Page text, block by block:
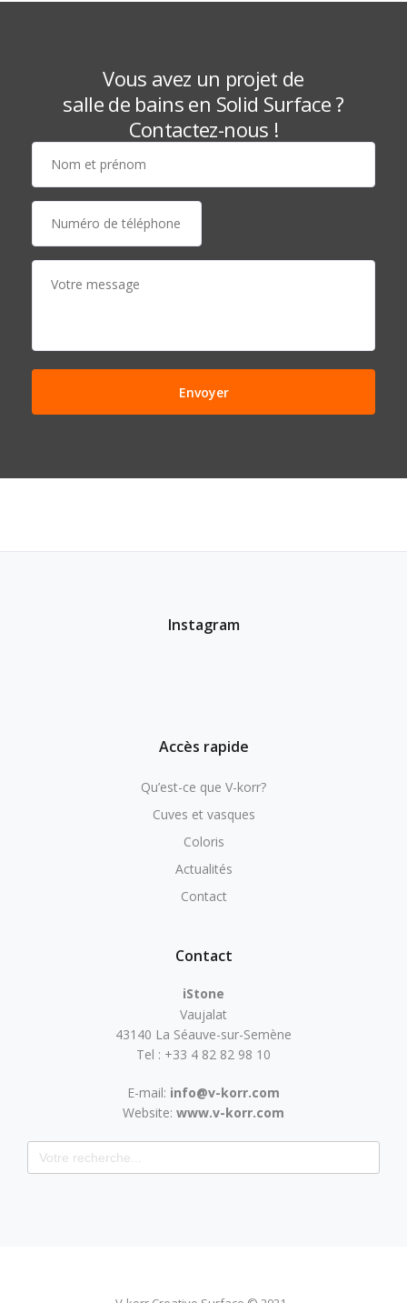
Vous avez un projet de
salle de bains en Solid Surface?
Contactez-nous !
Instagram
Accès rapide
Qu’est-ce que V-korr?
Cuves et vasques
Coloris
Actualités
Contact
Contact
iStone
Vaujalat
43140 La Séauve-sur-Semène
Tel : +33 4 82 82 98 10
E-mail: info@v-korr.com
Website: www.v-korr.com